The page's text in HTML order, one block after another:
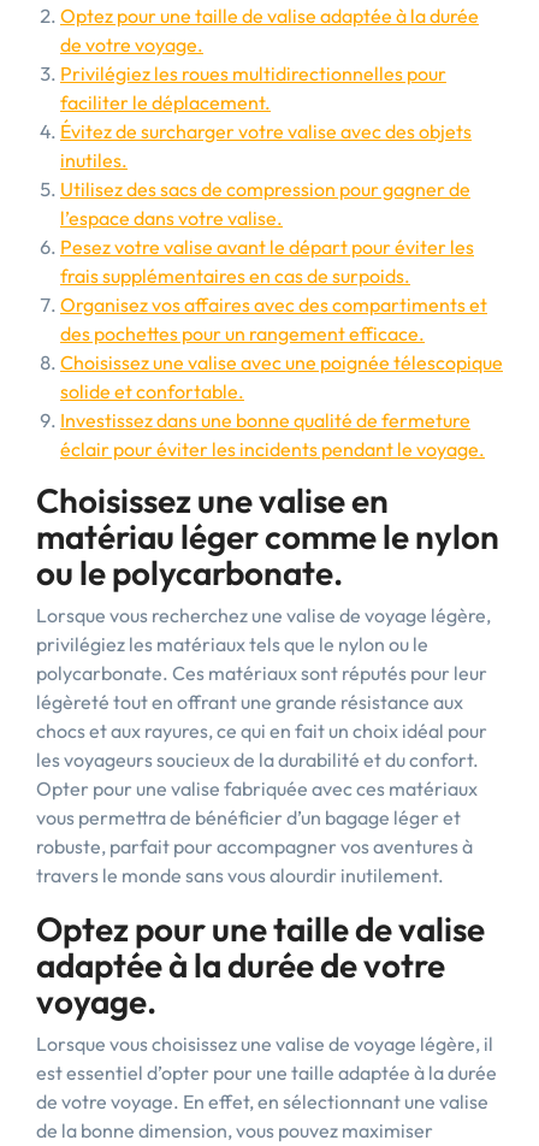
Optez pour une taille de valise adaptée à la durée
de votre voyage.
Privilégiez les roues multidirectionnelles pour
faciliter le déplacement.
Évitez de surcharger votre valise avec des objets
inutiles.
Utilisez des sacs de compression pour gagner de
l’espace dans votre valise.
Pesez votre valise avant le départ pour éviter les
frais supplémentaires en cas de surpoids.
Organisez vos affaires avec des compartiments et
des pochettes pour un rangement efficace.
Choisissez une valise avec une poignée télescopique
solide et confortable.
Investissez dans une bonne qualité de fermeture
éclair pour éviter les incidents pendant le voyage.
Choisissez une valise en
matériau léger comme le nylon
ou le polycarbonate.
Lorsque vous recherchez une valise de voyage légère,
privilégiez les matériaux tels que le nylon ou le
polycarbonate. Ces matériaux sont réputés pour leur
légèreté tout en offrant une grande résistance aux
chocs et aux rayures, ce qui en fait un choix idéal pour
les voyageurs soucieux de la durabilité et du confort.
Opter pour une valise fabriquée avec ces matériaux
vous permettra de bénéficier d’un bagage léger et
robuste, parfait pour accompagner vos aventures à
travers le monde sans vous alourdir inutilement.
Optez pour une taille de valise
adaptée à la durée de votre
voyage.
Lorsque vous choisissez une valise de voyage légère, il
est essentiel d’opter pour une taille adaptée à la durée
de votre voyage. En effet, en sélectionnant une valise
de la bonne dimension, vous pouvez maximiser